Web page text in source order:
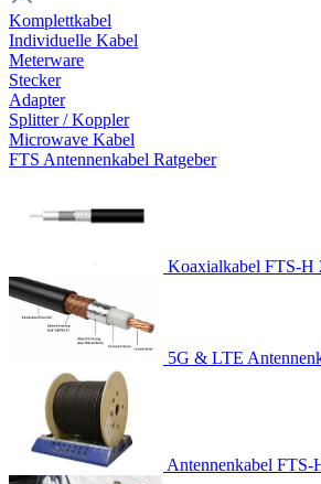
Komplettkabel
Individuelle Kabel
Meterware
Stecker
Adapter
Splitter / Koppler
Microwave Kabel
FTS Antennenkabel Ratgeber
Koaxialkabel FTS-H
5G & LTE
Antennenkabel FTS-